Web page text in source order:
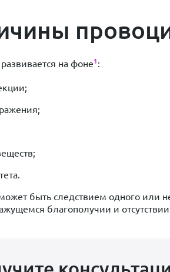
на фоне1:
быть следствием одного или
благополучии и